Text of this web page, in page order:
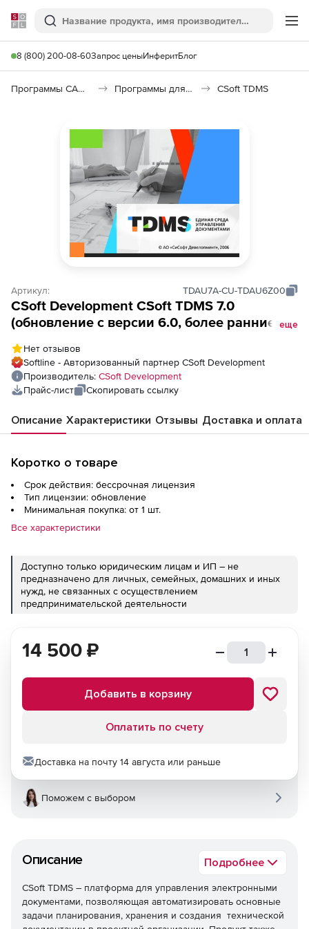
Softline
Поиск
8 (800) 200-08-60Запрос ценыИнферитБлог
Программы САПР и ГИС Программы для документооборота CSoft TDMS
Артикул: TDAU7A-CU-TDAU6Z00
CSoft Development CSoft TDMS 7.0
(обновление с версии 6.0, более ранние
TDMS (7.x (AddIns for Autocad), сетевая
лицензия, доп. пользовательское место с
версии TDMS 6.x (AddIns for Autocad),
еще
Нет отзывов
Softline - Авторизованный партнер CSoft Development
Производитель: CSoft Development
Прайс-лист
Скопировать ссылку
Описание Характеристики Отзывы Доставка и оплата
Коротко о товаре
Срок действия: бессрочная лицензия
Тип лицензии: обновление
Минимальная покупка: от 1 шт.
Все характеристики
Доступно только юридическим лицам и ИП – не
предназначено для личных, семейных, домашних и иных
нужд, не связанных с осуществлением
предпринимательской деятельности
Описание Подробнее
CSoft TDMS – платформа для управления электронными
документами, позволяющая автоматизировать основные
задачи планирования, хранения и создания технической
14 500 ₽
Добавить в корзину
Оплатить по счету
Доставка на почту 14 августа или раньше
Поможем с выбором